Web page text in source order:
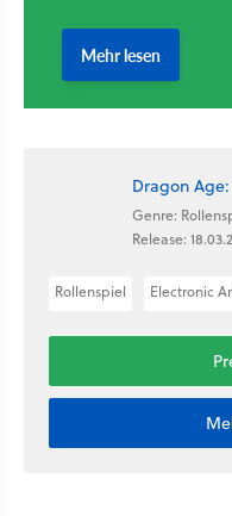
Dragon
Genre:
Release:
Rollenspiel Electronic